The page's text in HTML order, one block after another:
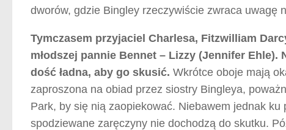
dworów, gdzie Bingley rzeczywiście zwraca uwagę
Tymczasem przyjaciel Charlesa, Fitzwilliam
młodszej pannie Bennet – Lizzy (Jennifer
dość ładna, aby go skusić. Wkrótce oboje mają
zaproszona na obiad przez siostry Bingleya,
Park, by się nią zaopiekować. Niebawem jednak
spodziewane zaręczyny nie dochodzą do skutku.